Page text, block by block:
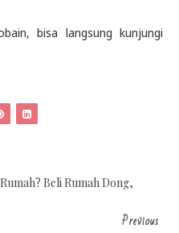
bisa langsung kunjungi
Beli Rumah Dong,
Previous